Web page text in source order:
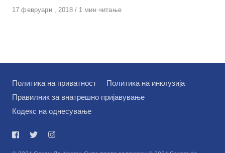
Објавено
17 февруари , 2018 1 мин читање
Политика на приватност
Политика на инклузија
Правилник за внатрешно пријавување
Кодекс на однесување